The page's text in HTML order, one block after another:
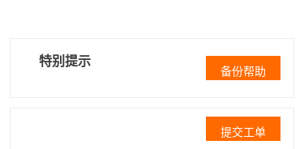
特别提示
备份帮助
提交工单